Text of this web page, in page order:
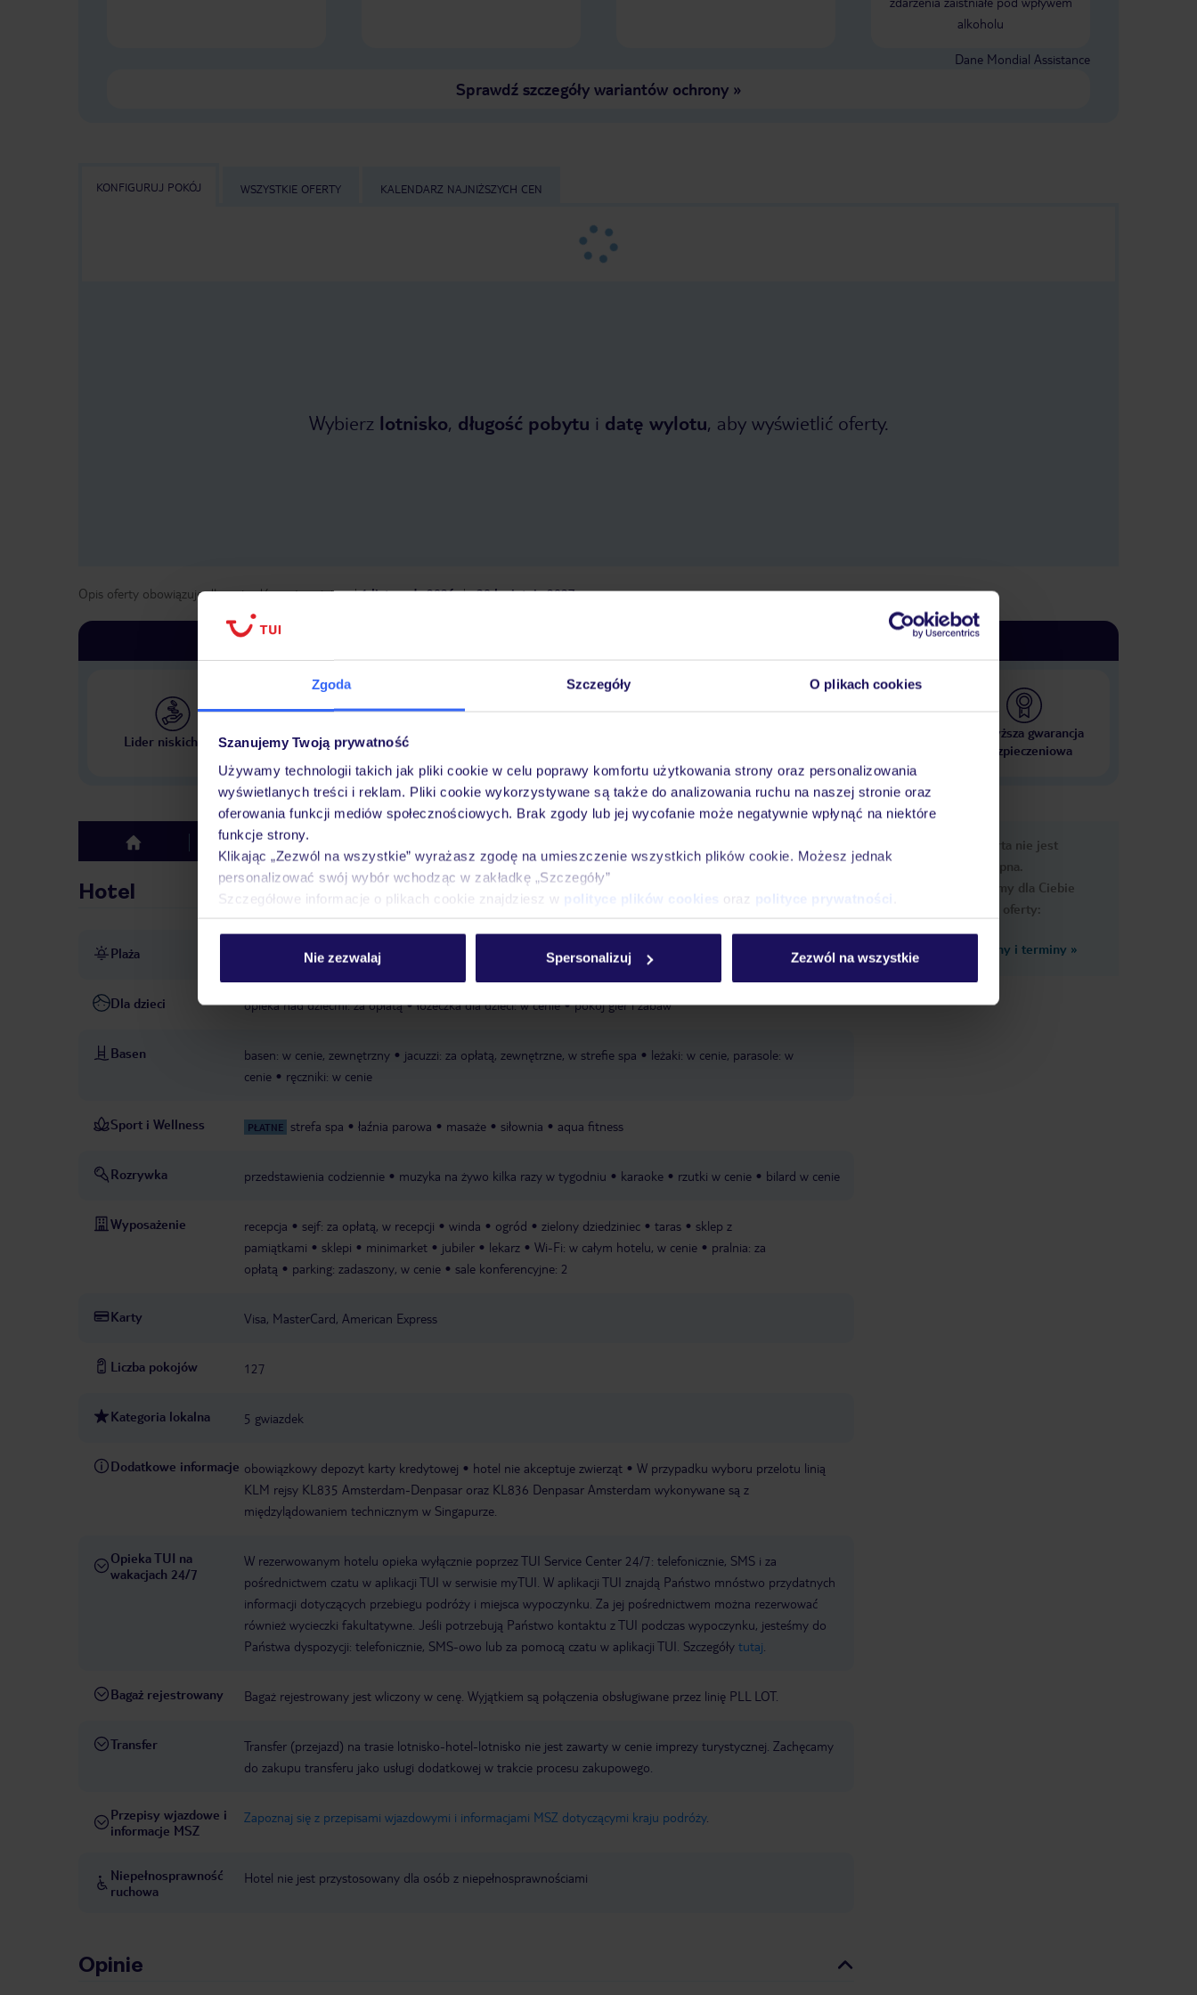
Zgoda Szczegóły O plikach cookies
Szanujemy Twoją prywatność
Używamy technologii takich jak pliki cookie w celu poprawy komfortu użytkowania strony oraz personalizowania
wyświetlanych treści i reklam. Pliki cookie wykorzystywane są także do analizowania ruchu na naszej stronie oraz
oferowania funkcji mediów społecznościowych. Brak zgody lub jej wycofanie może negatywnie wpłynąć na niektóre
funkcje strony.
Klikając „Zezwól na wszystkie” wyrażasz zgodę na umieszczenie wszystkich plików cookie. Możesz jednak
personalizować swój wybór wchodząc w zakładkę „Szczegóły”
Szczegółowe informacje o plikach cookie znajdziesz w polityce plików cookies oraz polityce prywatności
Nie zezwalaj Spersonalizuj Zezwól na wszystkie
alkoholu
Dane Mondial Assistance
Sprawdź szczegóły wariantów ochrony»
KONFIGURUJ POKÓJ WSZYSTKIE OFERTY KALENDARZ NAJNIŻSZYCH CEN
Wybierz lotnisko, długość pobytu i datę wylotu, aby wyświetlić oferty.
Opis oferty obowiązuje dla wyjazdów w terminie od 1 listopada 2026do30 kwietnia 2027
Lider niskich cen
Największe biuro podróży
w Polsce
Najwyższa gwarancja
ubezpieczeniowa
top Hotel
informacje
Hotel
Plaża bezpośrednio przy plaży łagodnie opadająca
Dla dzieci opieka nad dziećmi: za opłatą łóżeczka dla dzieci: w cenie pokój gier i zabaw
Basen basen: w cenie, zewnętrzny jacuzzi: za opłatą, zewnętrzne, w strefie spa
leżaki: w cenie, parasole: w
cenie
ręczniki: w cenie
Sport i Wellness PŁATNE strefa spa łaźnia parowa masaże siłownia aqua fitness
Rozrywka przedstawienia codziennie muzyka na żywo kilka razy w tygodniu karaoke rzutki w cenie bilard w cenie
Wyposażenie recepcja sejf: za opłatą, w recepcji winda ogród zielony dziedziniec taras
sklep z
pamiątkami
sklepi minimarket jubiler lekarz Wi-Fi: w całym hotelu, w cenie
pralnia: za
opłatą
parking: zadaszony, w cenie sale konferencyjne: 2
Karty Visa, MasterCard, American Express
Liczba pokojów 127
Kategoria lokalna 5 gwiazdek
Dodatkowe informacje obowiązkowy depozyt karty kredytowej hotel nie akceptuje zwierząt
W przypadku wyboru przelotu linią
KLM rejsy KL835 Amsterdam-Denpasar oraz KL836 Denpasar Amsterdam wykonywane są z
międzylądowaniem technicznym w Singapurze.
Opieka TUI na
wakacjach 24/7
W rezerwowanym hotelu opieka wyłącznie poprzez TUI Service Center 24/7: telefonicznie, SMS i za
pośrednictwem czatu w aplikacji TUI w serwisie myTUI. W aplikacji TUI znajdą Państwo mnóstwo przydatnych
informacji dotyczących przebiegu podróży i miejsca wypoczynku. Za jej pośrednictwem można rezerwować
również wycieczki fakultatywne. Jeśli potrzebują Państwo kontaktu z TUI podczas wypoczynku, jesteśmy do
Państwa dyspozycji: telefonicznie, SMS-owo lub za pomocą czatu w aplikacji TUI. Szczegóły tutaj
Bagaż rejestrowany Bagaż rejestrowany jest wliczony w cenę. Wyjątkiem są połączenia obsługiwane przez linię PLL LOT.
Transfer
Transfer (przejazd) na trasie lotnisko-hotel-lotnisko nie jest zawarty w cenie imprezy turystycznej. Zachęcamy
do zakupu transferu jako usługi dodatkowej w trakcie procesu zakupowego.
Przepisy wjazdowe i
informacje MSZ
Zapoznaj się z przepisami wjazdowymi i informacjami MSZ dotyczącymi kraju podróży.
Niepełnosprawność
ruchowa
Hotel nie jest przystosowany dla osób z niepełnosprawnościami
Opinie
Ups, ta oferta nie jest
dostępna.
Przygotowaliśmy dla Ciebie
podobne oferty:
Zobacz inne ceny i terminy »